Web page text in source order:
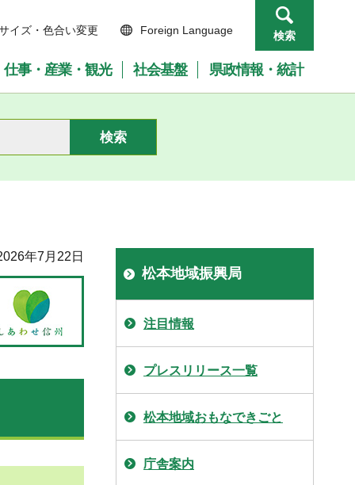
イズ・色合い変更 Foreign Language 検索
仕事・産業・観光 社会基盤 県政情報・統計
年7月22日
松本地域振興局
注目情報
プレスリリース一覧
松本地域おもなできごと
庁舎案内